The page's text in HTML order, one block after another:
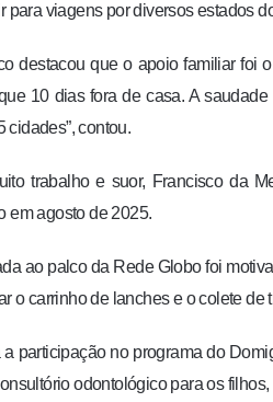
para viagens por diversos estados
destacou que o apoio familiar foi
10 dias fora de casa. A
cidades”, contou.
trabalho e suor, Francisco da
em agosto de 2025.
ao palco da Rede Globo foi
o carrinho de lanches e o colete de
a participação no programa do
odontológico para os